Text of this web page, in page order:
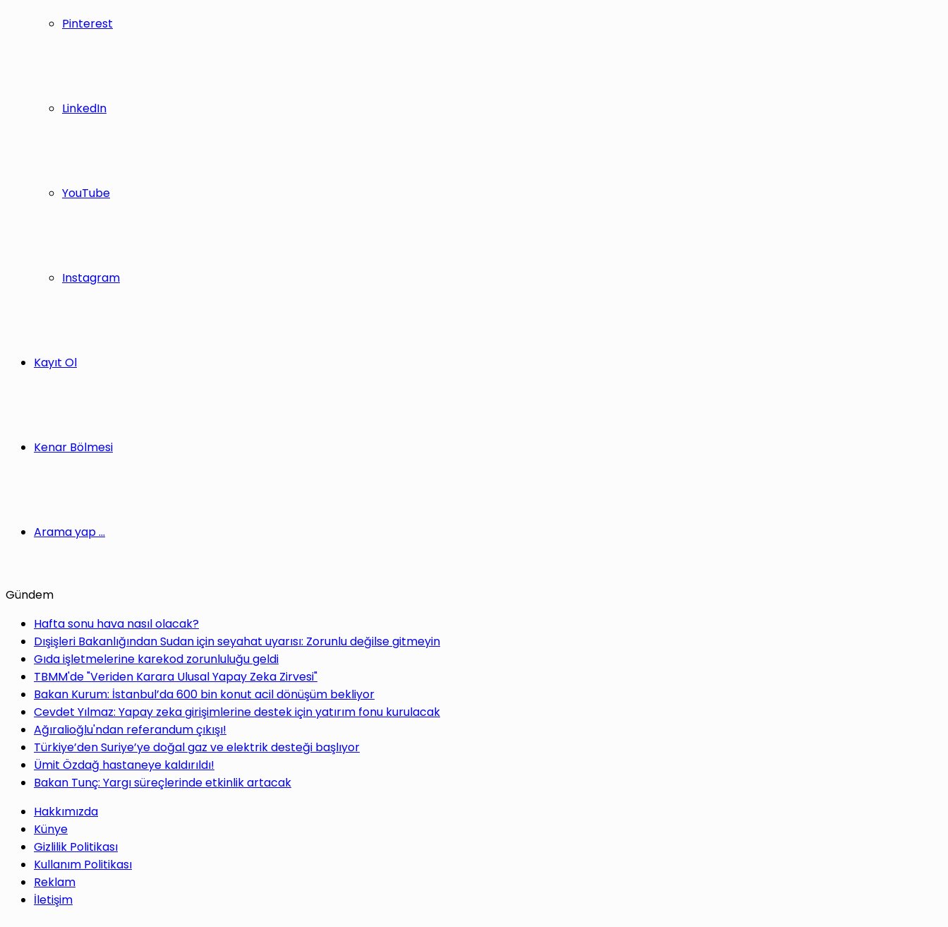
Pinterest
LinkedIn
YouTube
Instagram
Kayıt Ol
Kenar Bölmesi
Arama yap ...
Gündem
Hafta sonu hava nasıl olacak?
Dışişleri Bakanlığından Sudan için seyahat uyarısı: Zorunlu değilse gitmeyin
Gıda işletmelerine karekod zorunluluğu geldi
TBMM'de "Veriden Karara Ulusal Yapay Zeka Zirvesi"
Bakan Kurum: İstanbul’da 600 bin konut acil dönüşüm bekliyor
Cevdet Yılmaz: Yapay zeka girişimlerine destek için yatırım fonu kurulacak
Ağıralioğlu'ndan referandum çıkışı!
Türkiye’den Suriye’ye doğal gaz ve elektrik desteği başlıyor
Ümit Özdağ hastaneye kaldırıldı!
Bakan Tunç: Yargı süreçlerinde etkinlik artacak
Hakkımızda
Künye
Gizlilik Politikası
Kullanım Politikası
Reklam
İletişim